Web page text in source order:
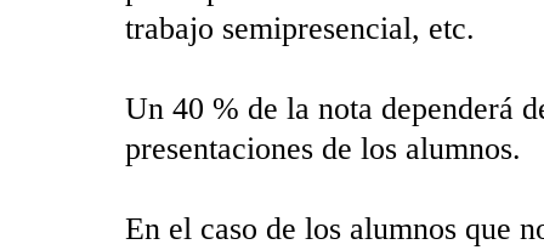
trabajo semipresencial, etc.
Un 40 % de la nota dependerá
presentaciones de los alumnos.
En el caso de los alumnos que